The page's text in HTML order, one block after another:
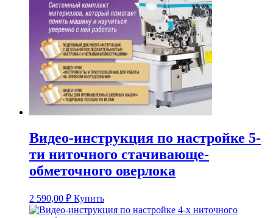
Видео-инструкция по настройке 5-
ти ниточного стачивающе-
обметочного оверлока
2 590,00 ₽ Купить